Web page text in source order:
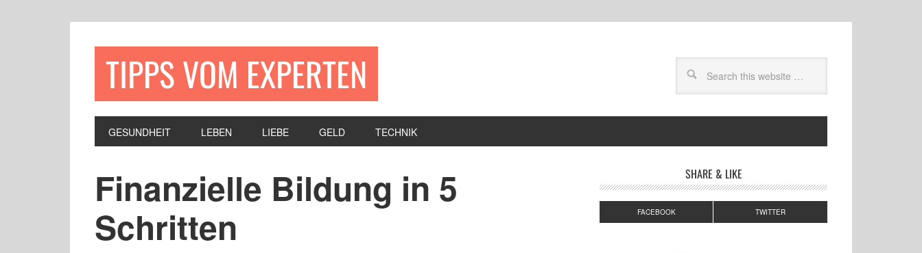
TIPPS VOM EXPERTEN
GESUNDHEIT LEBEN LIEBE GELD TECHNIK
Finanzielle Bildung in 5
Schritten
SHARE & LIKE
FACEBOOK TWITTER